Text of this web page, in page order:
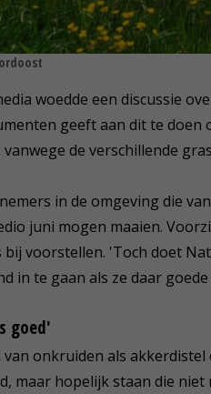
woedde een discussie
geeft aan dit te doen
vanwege de verschillende
in de omgeving die
juni mogen maaien.
bij voorstellen. 'Toch doet
in te gaan als ze daar
goed'
van onkruiden als
maar hopelijk staan die